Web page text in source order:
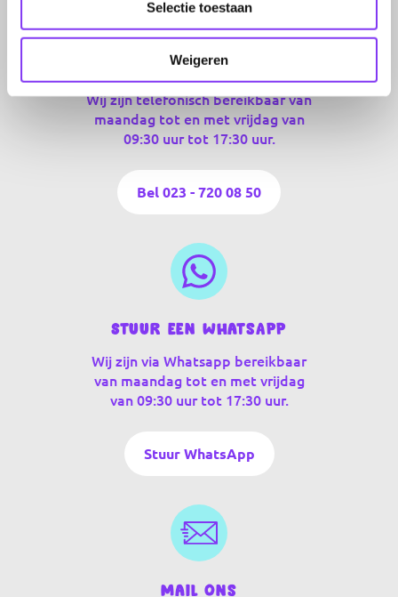
Selectie toestaan
Weigeren
Bel ons
Wij zijn telefonisch bereikbaar van
maandag tot en met vrijdag van
09:30 uur tot 17:30 uur.
Bel 023 - 720 08 50
Stuur een WhatsApp
Wij zijn via Whatsapp bereikbaar
van maandag tot en met vrijdag
van 09:30 uur tot 17:30 uur.
Stuur WhatsApp
Mail ons